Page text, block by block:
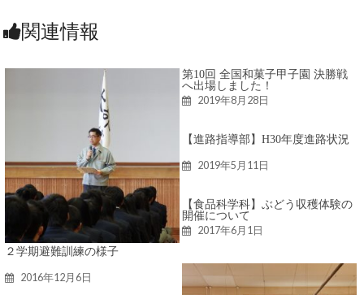
関連情報
２学期避難訓練の様子
2016年12月6日
第10回 全国和菓子甲子園 決勝戦
へ出場しました！
2019年8月28日
【進路指導部】H30年度進路状況
2019年5月11日
【食品科学科】ぶどう収穫体験の
開催について
2017年6月1日